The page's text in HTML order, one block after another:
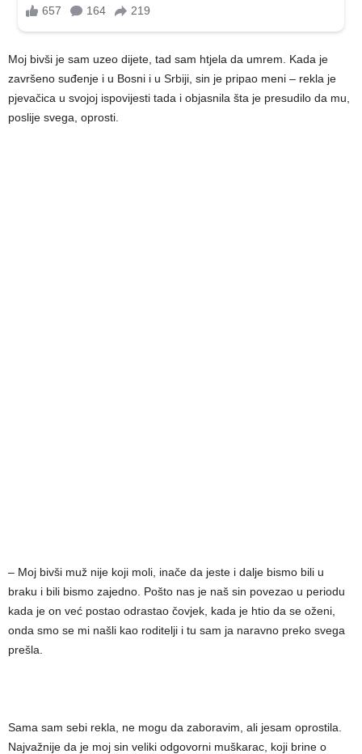
Moj bivši je sam uzeo dijete, tad sam htjela da umrem. Kada je
završeno suđenje i u Bosni i u Srbiji, sin je pripao meni – rekla je
pjevačica u svojoj ispovijesti tada i objasnila šta je presudilo da mu,
poslije svega, oprosti.
– Moj bivši muž nije koji moli, inače da jeste i dalje bismo bili u
braku i bili bismo zajedno. Pošto nas je naš sin povezao u periodu
kada je on već postao odrastao čovjek, kada je htio da se oženi,
onda smo se mi našli kao roditelji i tu sam ja naravno preko svega
prešla.
Sama sam sebi rekla, ne mogu da zaboravim, ali jesam oprostila.
Najvažnije da je moj sin veliki odgovorni muškarac, koji brine o